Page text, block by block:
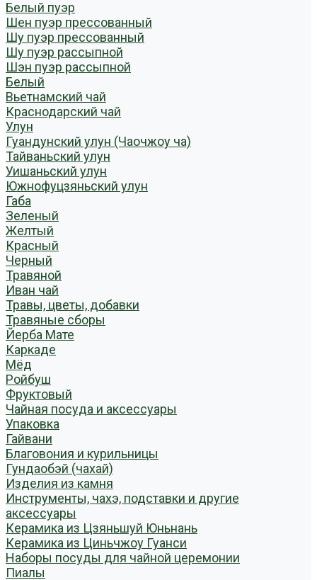
Белый пуэр
Шен пуэр прессованный
Шу пуэр прессованный
Шу пуэр рассыпной
Шэн пуэр рассыпной
Белый
Вьетнамский чай
Краснодарский чай
Улун
Гуандунский улун (Чаочжоу ча)
Тайваньский улун
Уишаньский улун
Южнофуцзяньский улун
Габа
Зеленый
Желтый
Красный
Черный
Травяной
Иван чай
Травы, цветы, добавки
Травяные сборы
Йерба Мате
Каркаде
Мёд
Ройбуш
Фруктовый
Чайная посуда и аксессуары
Упаковка
Гайвани
Благовония и курильницы
Гундаобэй (чахай)
Изделия из камня
Инструменты, чахэ, подставки и другие
аксессуары
Керамика из Цзяньшуй Юньнань
Керамика из Циньчжоу Гуанси
Наборы посуды для чайной церемонии
Пиалы